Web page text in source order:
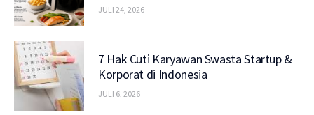
JULI 24, 2026
7 Hak Cuti Karyawan Swasta Startup &
Korporat di Indonesia
JULI 6, 2026